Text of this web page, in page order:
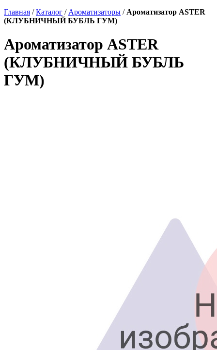
Главная /Каталог / Ароматизаторы / Ароматизатор ASTER
(КЛУБНИЧНЫЙ БУБЛЬ ГУМ)
Ароматизатор ASTER
(КЛУБНИЧНЫЙ БУБЛЬ
ГУМ)